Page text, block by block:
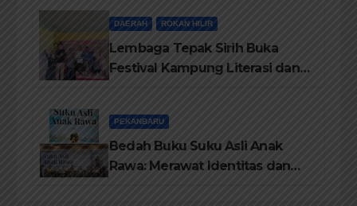
DAERAH ROKAN HILIR
Lembaga Tepak Sirih Buka
Festival Kampung Literasi dan
PEKANBARU
Bedah Buku Suku Asli Anak
Rawa: Merawat Identitas dan